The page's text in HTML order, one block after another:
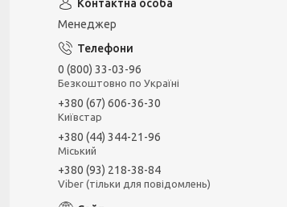
Менеджер
0 (800) 33-03-96
Безкоштовно по Україні
+380 (67) 606-36-30
Київстар
+380 (44) 344-21-96
Міський
+380 (93) 218-38-84
Viber (тільки для повідомлень)